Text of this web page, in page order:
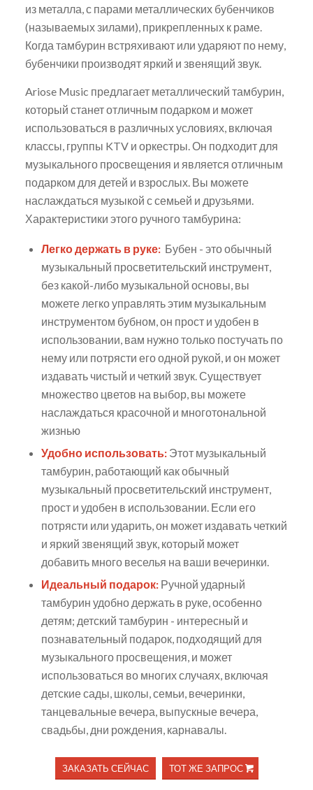
из металла, с парами металлических бубенчиков
(называемых зилами), прикрепленных к раме.
Когда тамбурин встряхивают или ударяют по нему,
бубенчики производят яркий и звенящий звук.
Ariose Music предлагает металлический тамбурин,
который станет отличным подарком и может
использоваться в различных условиях, включая
классы, группы KTV и оркестры. Он подходит для
музыкального просвещения и является отличным
подарком для детей и взрослых. Вы можете
наслаждаться музыкой с семьей и друзьями.
Характеристики этого ручного тамбурина:
Легко держать в руке:Бубен - это обычный
музыкальный просветительский инструмент,
без какой-либо музыкальной основы, вы
можете легко управлять этим музыкальным
инструментом бубном, он прост и удобен в
использовании, вам нужно только постучать по
нему или потрясти его одной рукой, и он может
издавать чистый и четкий звук. Существует
множество цветов на выбор, вы можете
наслаждаться красочной и многотональной
жизнью
Удобно использовать:Этот музыкальный
тамбурин, работающий как обычный
музыкальный просветительский инструмент,
прост и удобен в использовании. Если его
потрясти или ударить, он может издавать четкий
и яркий звенящий звук, который может
добавить много веселья на ваши вечеринки.
Идеальный подарок:Ручной ударный
тамбурин удобно держать в руке, особенно
детям; детский тамбурин - интересный и
познавательный подарок, подходящий для
музыкального просвещения, и может
использоваться во многих случаях, включая
детские сады, школы, семьи, вечеринки,
танцевальные вечера, выпускные вечера,
свадьбы, дни рождения, карнавалы.
ЗАКАЗАТЬ СЕЙЧАС ТОТ ЖЕ ЗАПРОС